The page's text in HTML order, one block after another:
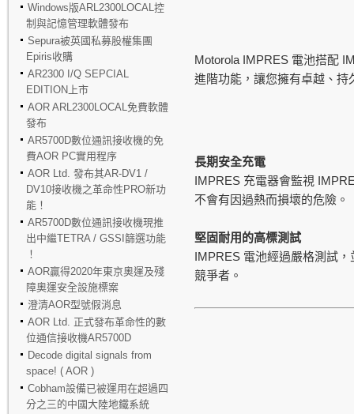
Windows版ARL2300LOCAL控
制與記憶管理軟體發布
Sepura被英國私募股權集團
Epiris收購
AR2300 I/Q SEPCIAL
EDITION上市
AOR ARL2300LOCAL免費軟體
發布
AR5700D數位通訊接收機的免
費AOR PC實用程序
AOR Ltd. 發布其AR-DV1 /
DV10接收機之革命性PRO新功
能！
AR5700D數位通訊接收機現推
出中繼TETRA / GSSI篩選功能
！
AOR贏得2020年東京奧運及殘
障奧運安全設施標案
澄清AOR型號假消息
AOR Ltd. 正式發布革命性的數
位通信接收機AR5700D
Decode digital signals from
space! ( AOR )
Cobham設備已被運用在超過四
分之三的中國大陸地鐵系統
Motorola IMPRES 電池搭配
進階功能，讓您擁有卓越、持
長期安全充電
IMPRES 充電器會監視
不會有因過熱而損壞的危險。
堅固耐用的高標測試
IMPRES 電池經過嚴格測試
競爭者。